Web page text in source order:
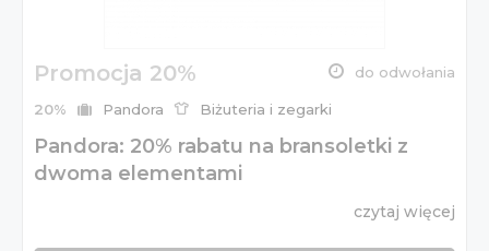
Promocja 20% do odwołania
20% Pandora Biżuteria i zegarki
Pandora: 20% rabatu na bransoletki z
dwoma elementami
czytaj więcej